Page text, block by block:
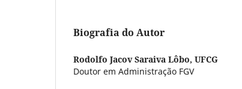
Biografia do Autor
Rodolfo Jacov Saraiva Lôbo, UFCG
Doutor em Administração FGV